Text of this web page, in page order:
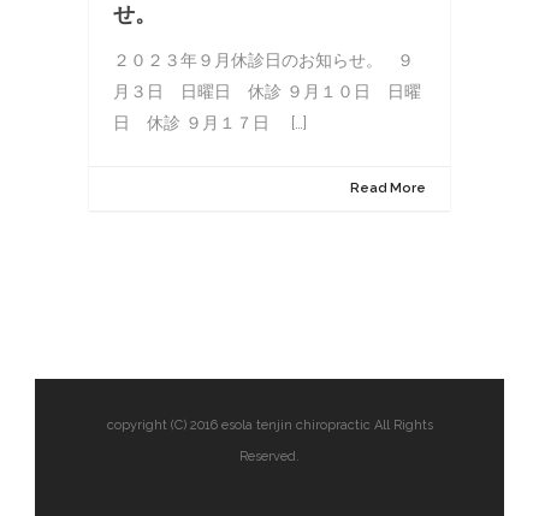
せ。
２０２３年９月休診日のお知らせ。 ９
月３日 日曜日 休診 ９月１０日 日曜
日 休診 ９月１７日 […]
Read More
copyright (C) 2016 esola tenjin chiropractic All Rights
Reserved.